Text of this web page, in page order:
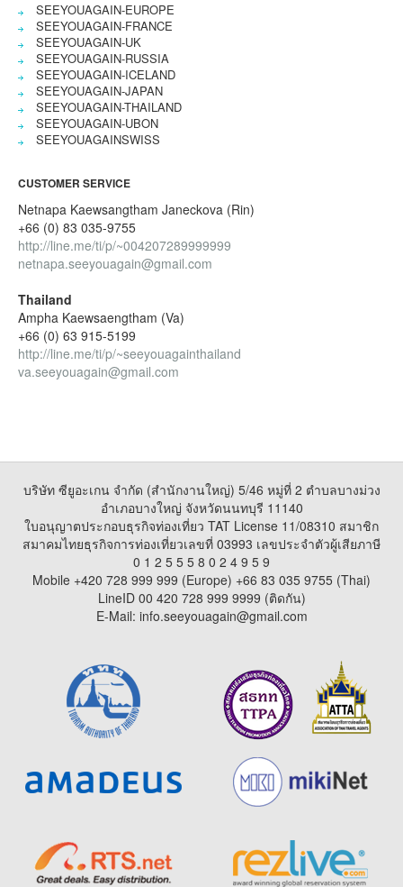
SEEYOUAGAIN-EUROPE
SEEYOUAGAIN-FRANCE
SEEYOUAGAIN-UK
SEEYOUAGAIN-RUSSIA
SEEYOUAGAIN-ICELAND
SEEYOUAGAIN-JAPAN
SEEYOUAGAIN-THAILAND
SEEYOUAGAIN-UBON
SEEYOUAGAINSWISS
CUSTOMER SERVICE
Netnapa Kaewsangtham Janeckova (Rin)
+66 (0) 83 035-9755
http://line.me/ti/p/~004207289999999
netnapa.seeyouagain@gmail.com
Thailand
Ampha Kaewsaengtham (Va)
+66 (0) 63 915-5199
http://line.me/ti/p/~seeyouagainthailand
va.seeyouagain@gmail.com
บริษัท ซียูอะเกน จำกัด (สำนักงานใหญ่) 5/46 หมู่ที่ 2 ตำบลบางม่วง
อำเภอบางใหญ่ จังหวัดนนทบุรี 11140
ใบอนุญาตประกอบธุรกิจท่องเที่ยว TAT License 11/08310 สมาชิก
สมาคมไทยธุรกิจการท่องเที่ยวเลขที่ 03993 เลขประจำตัวผู้เสียภาษี
0 1 2 5 5 5 8 0 2 4 9 5 9
Mobile +420 728 999 999 (Europe) +66 83 035 9755 (Thai)
LineID 00 420 728 999 9999 (ติดกัน)
E-Mail: info.seeyouagain@gmail.com